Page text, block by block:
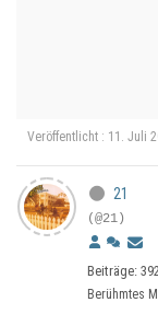
Veröffentlicht : 11. Juli
21
(@21)
Beiträge:
Berühmtes